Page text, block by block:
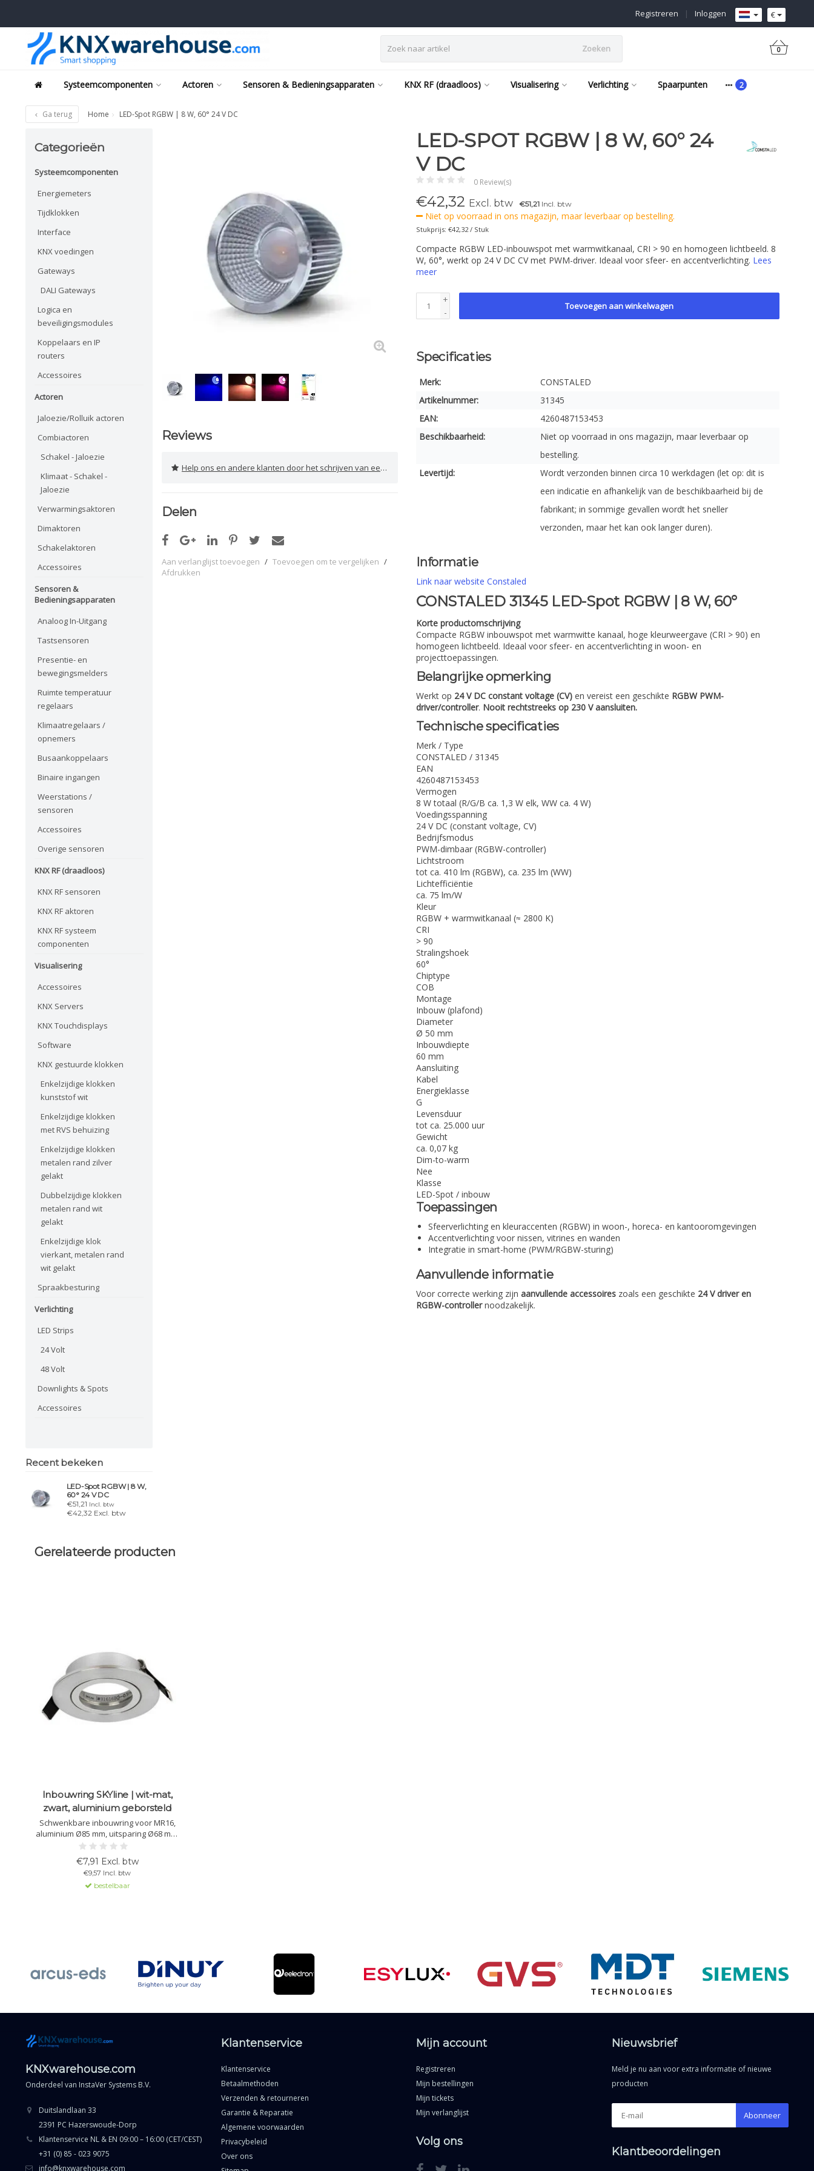
€
Inloggen
|
Registreren
Zoeken 0
Systeemcomponenten Actoren Sensoren & Bedieningsapparaten KNX RF (draadloos) Visualisering Verlichting Spaarpunten
Ga terug Home LED-Spot RGBW | 8 W, 60° 24 V DC
Categorieën
Systeemcomponenten
Energiemeters
Tijdklokken
Interface
KNX voedingen
Gateways
DALI Gateways
Logica en
beveiligingsmodules
Koppelaars en IP
routers
Accessoires
Actoren
Jaloezie/Rolluik actoren
Combiactoren
Schakel - Jaloezie
Klimaat - Schakel -
Jaloezie
Verwarmingsaktoren
Dimaktoren
Schakelaktoren
Accessoires
Sensoren &
Bedieningsapparaten
Analoog In-Uitgang
Tastsensoren
Presentie- en
bewegingsmelders
Ruimte temperatuur
regelaars
Klimaatregelaars /
opnemers
Busaankoppelaars
Binaire ingangen
Weerstations /
sensoren
Accessoires
Overige sensoren
KNX RF (draadloos)
KNX RF sensoren
KNX RF aktoren
KNX RF systeem
componenten
Visualisering
Accessoires
KNX Servers
KNX Touchdisplays
Software
KNX gestuurde klokken
Enkelzijdige klokken
kunststof wit
Enkelzijdige klokken
met RVS behuizing
Enkelzijdige klokken
metalen rand zilver
gelakt
Dubbelzijdige klokken
metalen rand wit
gelakt
Enkelzijdige klok
vierkant, metalen rand
wit gelakt
Spraakbesturing
Verlichting
LED Strips
24 Volt
48 Volt
Downlights & Spots
Accessoires
Recent bekeken
LED-Spot RGBW | 8 W,
60° 24 V DC
€51,21 Incl. btw
€42,32 Excl. btw
Reviews
Help ons en andere klanten door het schrijven van een review
Delen
Aan verlanglijst toevoegen / Toevoegen om te vergelijken /
Afdrukken
LED-SPOT RGBW | 8 W, 60° 24
V DC
0 Review(s)
€42,32 Excl. btw €51,21 Incl. btw
Niet op voorraad in ons magazijn, maar leverbaar op bestelling.
Stukprijs: €42,32 / Stuk
Compacte RGBW LED-inbouwspot met warmwitkanaal, CRI > 90 en homogeen lichtbeeld. 8
W, 60°, werkt op 24 V DC CV met PWM-driver. Ideaal voor sfeer- en accentverlichting. Lees
meer
+
-
Toevoegen aan winkelwagen
Specificaties
Merk:
CONSTALED
Artikelnummer:
31345
EAN:
4260487153453
Beschikbaarheid:
Niet op voorraad in ons magazijn, maar leverbaar op
bestelling.
Levertijd:
Wordt verzonden binnen circa 10 werkdagen (let op: dit is
een indicatie en afhankelijk van de beschikbaarheid bij de
fabrikant; in sommige gevallen wordt het sneller
verzonden, maar het kan ook langer duren).
Informatie
Link naar website Constaled
CONSTALED 31345 LED-Spot RGBW | 8 W, 60°
Korte productomschrijving
Compacte RGBW inbouwspot met warmwitte kanaal, hoge kleurweergave (CRI > 90) en
homogeen lichtbeeld. Ideaal voor sfeer- en accentverlichting in woon- en
projecttoepassingen.
Belangrijke opmerking
Werkt op 24 V DC constant voltage (CV) en vereist een geschikte RGBW PWM-
driver/controller. Nooit rechtstreeks op 230 V aansluiten.
Technische specificaties
Merk / Type
CONSTALED / 31345
EAN
4260487153453
Vermogen
8 W totaal (R/G/B ca. 1,3 W elk, WW ca. 4 W)
Voedingsspanning
24 V DC (constant voltage, CV)
Bedrijfsmodus
PWM-dimbaar (RGBW-controller)
Lichtstroom
tot ca. 410 lm (RGBW), ca. 235 lm (WW)
Lichtefficiëntie
ca. 75 lm/W
Kleur
RGBW + warmwitkanaal (≈ 2800 K)
CRI
> 90
Stralingshoek
60°
Chiptype
COB
Montage
Inbouw (plafond)
Diameter
Ø 50 mm
Inbouwdiepte
60 mm
Aansluiting
Kabel
Energieklasse
G
Levensduur
tot ca. 25.000 uur
Gewicht
ca. 0,07 kg
Dim-to-warm
Nee
Klasse
LED-Spot / inbouw
Toepassingen
Sfeerverlichting en kleuraccenten (RGBW) in woon-, horeca- en kantooromgevingen
Accentverlichting voor nissen, vitrines en wanden
Integratie in smart-home (PWM/RGBW-sturing)
Aanvullende informatie
Voor correcte werking zijn aanvullende accessoires zoals een geschikte 24 V driver en
RGBW-controllernoodzakelijk.
Gerelateerde producten
Inbouwring SKYline | wit-mat,
zwart, aluminium geborsteld
Schwenkbare inbouwring voor MR16,
aluminium Ø85 mm, uitsparing Ø68 mm,
50° kantelbaar, eenvoudig te
monteren. Verkrijgbaar in wit mat,
zwart en geborsteld aluminium.
€7,91 Excl. btw
€9,57 Incl. btw
bestelbaar
KNXwarehouse.com
Onderdeel van InstaVer Systems B.V.
Duitslandlaan 33
2391 PC Hazerswoude-Dorp
Klantenservice NL & EN 09:00 – 16:00 (CET/CEST)
+31 (0) 85 - 023 9075
info@knxwarehouse.com
Klantenservice
Klantenservice
Betaalmethoden
Verzenden & retourneren
Garantie & Reparatie
Algemene voorwaarden
Privacybeleid
Over ons
Mijn account
Registreren
Mijn bestellingen
Mijn tickets
Mijn verlanglijst
Volg ons
Nieuwsbrief
Meld je nu aan voor extra informatie of nieuwe
producten
Abonneer
Klantbeoordelingen